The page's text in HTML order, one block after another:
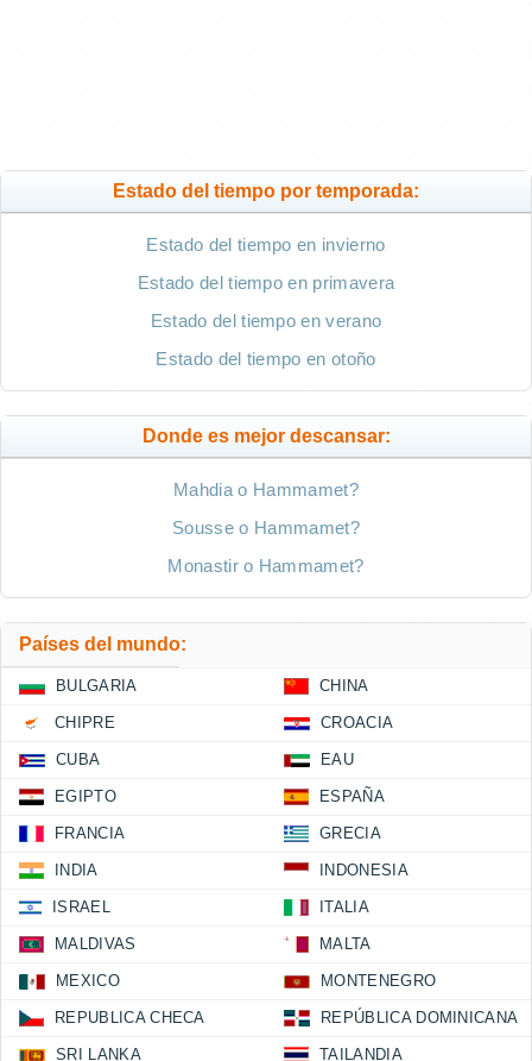
Estado del tiempo por temporada:
Estado del tiempo en invierno
Estado del tiempo en primavera
Estado del tiempo en verano
Estado del tiempo en otoño
Donde es mejor descansar:
Mahdia o Hammamet?
Sousse o Hammamet?
Monastir o Hammamet?
Países del mundo:
BULGARIA CHINA
CHIPRE CROACIA
CUBA EAU
EGIPTO ESPAÑA
FRANCIA GRECIA
INDIA INDONESIA
ISRAEL ITALIA
MALDIVAS MALTA
MEXICO MONTENEGRO
REPUBLICA CHECA REPÚBLICA DOMINICANA
SRI LANKA TAILANDIA